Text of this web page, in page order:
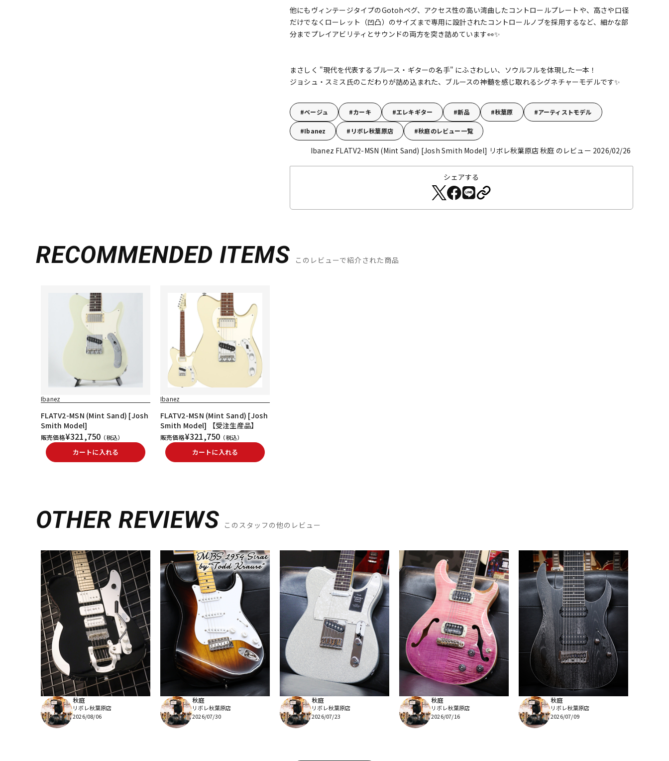
他にもヴィンテージタイプのGotohペグ、アクセス性の高い湾曲したコントロールプレートや、高さや口径
だけでなくローレット（凹凸）のサイズまで専用に設計されたコントロールノブを採用するなど、細かな部
分までプレイアビリティとサウンドの両方を突き詰めています👀✨
まさしく "現代を代表するブルース・ギターの名手" にふさわしい、ソウルフルを体現した一本！
ジョシュ・スミス氏のこだわりが詰め込まれた、ブルースの神髄を感じ取れるシグネチャーモデルです✨
ベージュ カーキ エレキギター 新品 秋葉原 アーティストモデル
Ibanez リボレ秋葉原店 秋庭のレビュー一覧
Ibanez FLATV2-MSN (Mint Sand) [Josh Smith Model] リボレ秋葉原店 秋庭 のレビュー 2026/02/26
シェアする
RECOMMENDED ITEMS このレビューで紹介された商品
Ibanez
FLATV2-MSN (Mint Sand) [Josh
Smith Model]
販売価格¥321,750 （税込）
カートに入れる
Ibanez
FLATV2-MSN (Mint Sand) [Josh
Smith Model] 【受注生産品】
販売価格¥321,750 （税込）
カートに入れる
OTHER REVIEWS このスタッフの他のレビュー
秋庭
リボレ秋葉原店
2026/08/06
秋庭
リボレ秋葉原店
2026/07/30
秋庭
リボレ秋葉原店
2026/07/23
秋庭
リボレ秋葉原店
2026/07/16
秋庭
リボレ秋葉原店
2026/07/09